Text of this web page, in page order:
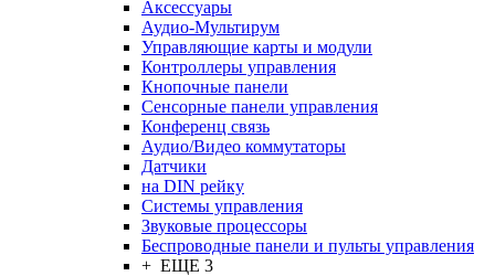
Аксессуары
Аудио-Мультирум
Управляющие карты и модули
Контроллеры управления
Кнопочные панели
Сенсорные панели управления
Конференц связь
Аудио/Видео коммутаторы
Датчики
на DIN рейку
Системы управления
Звуковые процессоры
Беспроводные панели и пульты управления
+ ЕЩЕ 3